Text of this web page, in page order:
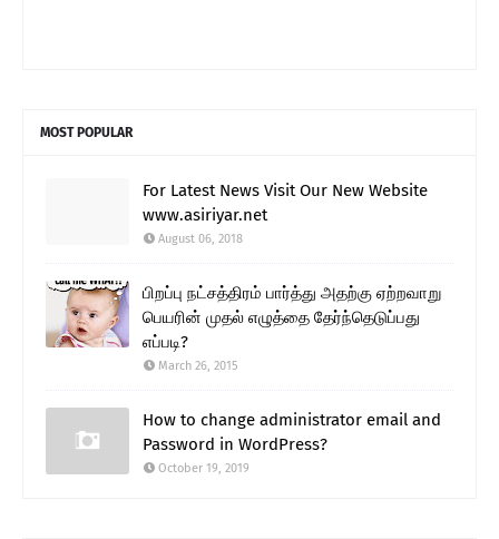
MOST POPULAR
For Latest News Visit Our New Website
www.asiriyar.net
August 06, 2018
பிறப்பு நட்சத்திரம் பார்த்து அதற்கு ஏற்றவாறு
பெயரின் முதல் எழுத்தை தேர்ந்தெடுப்பது
எப்படி?
March 26, 2015
How to change administrator email and
Password in WordPress?
October 19, 2019